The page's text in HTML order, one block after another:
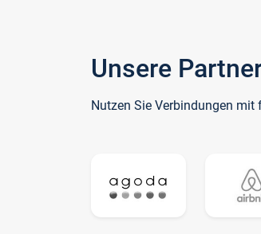
Unsere
Nutzen Sie Verbindungen